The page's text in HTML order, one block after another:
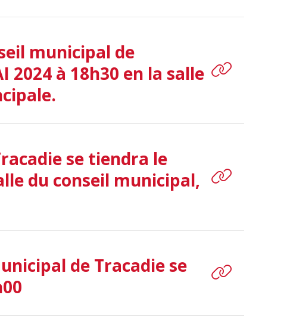
municipal de
2024 à 18h30 en la salle
se tiendra le
du conseil municipal,
de Tracadie se